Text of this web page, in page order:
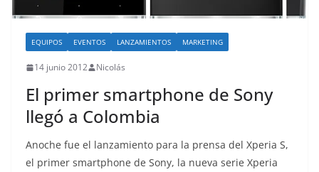
EQUIPOS EVENTOS LANZAMIENTOS MARKETING
14 junio 2012 Nicolás
El primer smartphone de Sony
llegó a Colombia
Anoche fue el lanzamiento para la prensa del Xperia S,
el primer smartphone de Sony, la nueva serie Xperia